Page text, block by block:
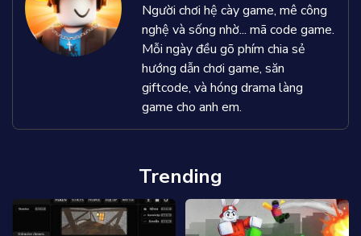
Người chơi hệ cày game, mê công
nghệ và sống nhờ... mã code game.
Mỗi ngày đều gõ phím chia sẻ
hướng dẫn chơi game, săn
giftcode, và hóng drama làng
game cho anh em.
Trending